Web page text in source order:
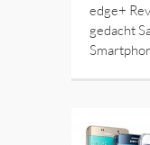
edge+
gedacht